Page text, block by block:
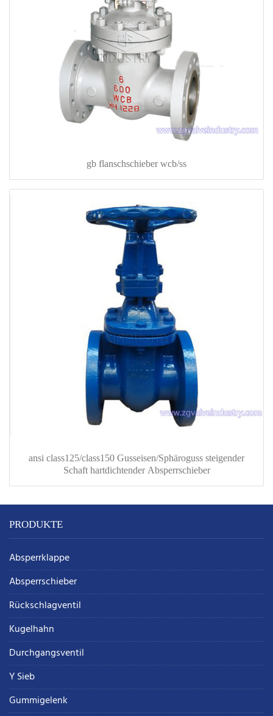
gb flanschschieber wcb/ss
ansi class125/class150 Gusseisen/Sphäroguss steigender
Schaft hartdichtender Absperrschieber
PRODUKTE
Absperrklappe
Absperrschieber
Rückschlagventil
Kugelhahn
Durchgangsventil
Y Sieb
Gummigelenk